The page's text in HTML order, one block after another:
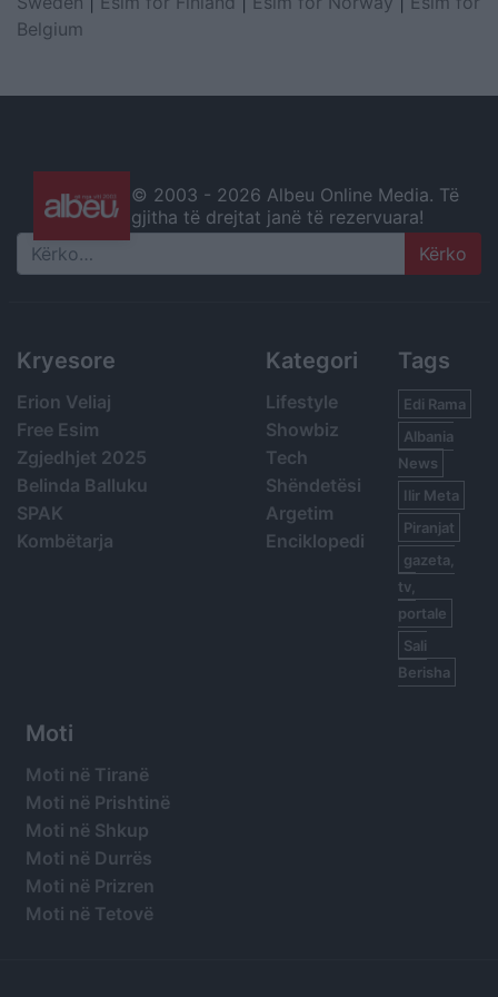
Belgium
© 2003 - 2026 Albeu Online Media. Të
gjitha të drejtat janë të rezervuara!
Search
Kryesore
Erion Veliaj
Free Esim
Zgjedhjet 2025
Belinda Balluku
SPAK
Kombëtarja
Kategori
Lifestyle
Showbiz
Tech
Shëndetësi
Argetim
Enciklopedi
Tags
Edi Rama
Albania
News
Ilir Meta
Piranjat
gazeta,
tv,
portale
Sali
Berisha
Moti
Moti në Tiranë
Moti në Prishtinë
Moti në Shkup
Moti në Durrës
Moti në Prizren
Moti në Tetovë